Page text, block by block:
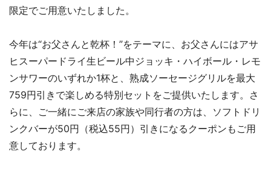
限定でご用意いたしました。
今年は“お父さんと乾杯！”をテーマに、お父さんにはアサ
ヒスーパードライ生ビール中ジョッキ・ハイボール・レモ
ンサワーのいずれか1杯と、熟成ソーセージグリルを最大
759円引きで楽しめる特別セットをご提供いたします。さ
らに、ご一緒にご来店の家族や同行者の方は、ソフトドリ
ンクバーが50円（税込55円）引きになるクーポンもご用
意しております。